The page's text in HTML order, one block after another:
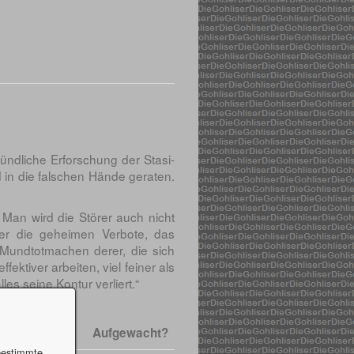
Erforschung der Stasi-
die falschen Hände geraten.
wird die Störer auch nicht
die geheimen Verbote, das
derer, die sich
arbeiten, viel feiner als
seine Kontur verliert.“
Aufgewacht?